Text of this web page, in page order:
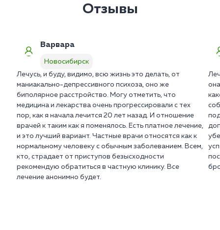
Новосибирске проводит процедуру клинической
Отзывы
Варвара
Новосибирск
Лечусь, и буду, видимо, всю жизнь это делать, от
маниакально-депрессивного психоза, оно же
биполярное расстройство. Могу отметить, что
медицина и лекарства очень прогрессировали с тех
пор, как я начала лечится 20 лет назад. И отношение
врачей к таким как я поменялось. Есть платное лечение,
и это лучший вариант. Частные врачи относятся как к
нормальному человеку с обычным заболеванием. Всем,
кто, страдает от приступов безысходности
рекомендую обратиться в частную клинику. Все
лечение анонимно будет.